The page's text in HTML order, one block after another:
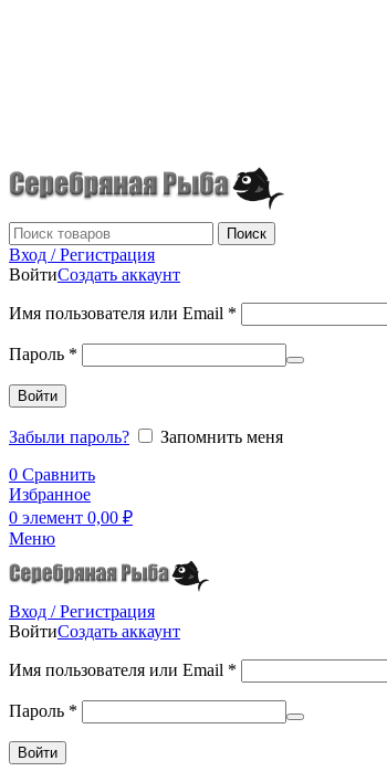
Поиск
Вход / Регистрация
ВойтиСоздать аккаунт
Имя пользователя или Email *
Пароль *
Войти
Забыли пароль?
Запомнить меня
0 Сравнить
Избранное
0 элемент 0,00 ₽
Меню
Вход / Регистрация
ВойтиСоздать аккаунт
Имя пользователя или Email *
Пароль *
Войти